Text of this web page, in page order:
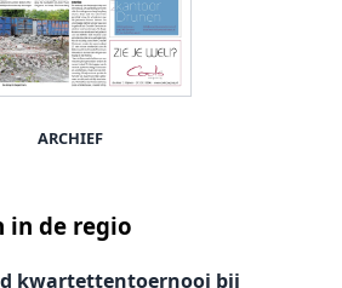
ARCHIEF
in de regio
kwartettentoernooi bij